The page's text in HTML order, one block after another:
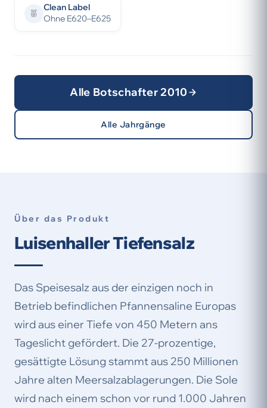
Clean Label
Ohne E620–E625
Alle Botschafter 2010
Alle Jahrgänge
Über das Produkt
Luisenhaller Tiefensalz
Das Speisesalz aus der einzigen noch in
Betrieb befindlichen Pfannensaline Europas
wird aus einer Tiefe von 450 Metern ans
Tageslicht gefördert. Die 27-prozentige,
gesättigte Lösung stammt aus 250 Millionen
Jahre alten Meersalzablagerungen. Die Sole
wird nach einem schon vor rund 1.000 Jahren